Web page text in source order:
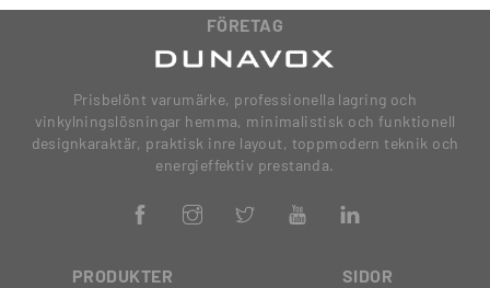
FÖRETAG
Prisbelönt varumärke, professionella lagring och
vinkylningslösningar hemma, minimalistisk och funktionell
designkaraktär, praktisk inre layout, toppmodern teknik och
energieffektiv prestanda.
PRODUKTER SIDOR